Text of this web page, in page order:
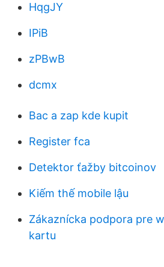
HqgJY
IPiB
zPBwB
dcmx
Bac a zap kde kupit
Register fca
Detektor ťažby bitcoinov
Kiếm thế mobile lậu
Zákaznícka podpora pre
kartu